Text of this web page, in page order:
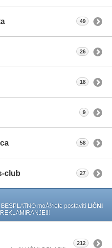
49
26
18
9
58
club 27
moÅ¾ete postaviti LIČNI
212